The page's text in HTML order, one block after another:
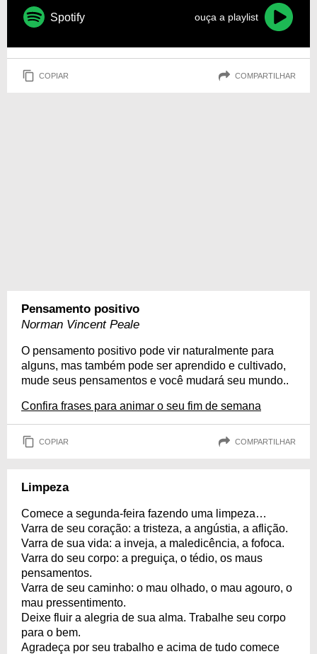
Spotify ouça a playlist
COPIAR COMPARTILHAR
Pensamento positivo
Norman Vincent Peale
O pensamento positivo pode vir naturalmente para
alguns, mas também pode ser aprendido e cultivado,
mude seus pensamentos e você mudará seu mundo..
Confira frases para animar o seu fim de semana
COPIAR COMPARTILHAR
Limpeza
Comece a segunda-feira fazendo uma limpeza…
Varra de seu coração: a tristeza, a angústia, a aflição.
Varra de sua vida: a inveja, a maledicência, a fofoca.
Varra do seu corpo: a preguiça, o tédio, os maus
pensamentos.
Varra de seu caminho: o mau olhado, o mau agouro, o
mau pressentimento.
Deixe fluir a alegria de sua alma. Trabalhe seu corpo
para o bem.
Agradeça por seu trabalho e acima de tudo comece